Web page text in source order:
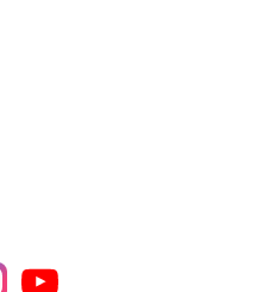
YouTube